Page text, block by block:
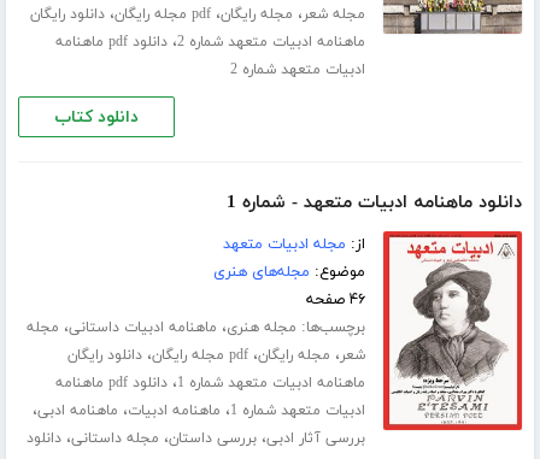
مجله شعر، مجله رایگان،pdf مجله رایگان ،دانلود رایگان
ماهنامه ادبیات متعهد شماره 2 ،
دانلود pdf ماهنامه
ادبیات متعهد شماره 2
دانلود کتاب
دانلود ماهنامه ادبیات متعهد - شماره 1
از: مجله ادبیات متعهد
موضوع: مجله‌های هنری
۴۶ صفحه
برچسب‌ها: مجله هنری، ماهنامه ادبیات داستانی، مجله
شعر، مجله رایگان،pdf مجله رایگان ،دانلود رایگان
ماهنامه ادبیات متعهد شماره 1
،
دانلود pdf ماهنامه
ادبیات متعهد شماره 1
، ماهنامه ادبیات، ماهنامه ادبی،
بررسی آثار ادبی،بررسی داستان، مجله داستانی،دانلود